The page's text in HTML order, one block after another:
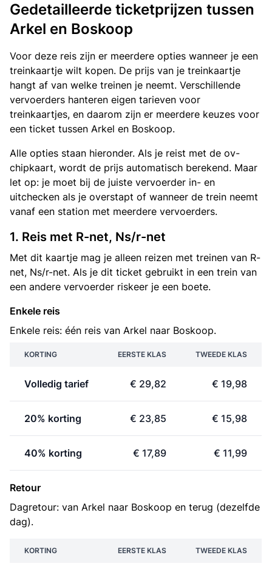
Gedetailleerde ticketprijzen tussen
Arkel en Boskoop
Voor deze reis zijn er meerdere opties wanneer je een
treinkaartje wilt kopen. De prijs van je treinkaartje
hangt af van welke treinen je neemt. Verschillende
vervoerders hanteren eigen tarieven voor
treinkaartjes, en daarom zijn er meerdere keuzes voor
een ticket tussen Arkel en Boskoop.
Alle opties staan hieronder. Als je reist met de ov-
chipkaart, wordt de prijs automatisch berekend. Maar
let op: je moet bij de juiste vervoerder in- en
uitchecken als je overstapt of wanneer de trein neemt
vanaf een station met meerdere vervoerders.
1. Reis met R-net, Ns/r-net
Met dit kaartje mag je alleen reizen met treinen van R-
net, Ns/r-net. Als je dit ticket gebruikt in een trein van
een andere vervoerder riskeer je een boete.
Enkele reis
Enkele reis: één reis van Arkel naar Boskoop.
KORTING EERSTE KLAS TWEEDE KLAS
Volledig tarief € 29,82 € 19,98
20% korting € 23,85 € 15,98
40% korting € 17,89 € 11,99
Retour
Dagretour: van Arkel naar Boskoop en terug (dezelfde
dag).
KORTING EERSTE KLAS TWEEDE KLAS